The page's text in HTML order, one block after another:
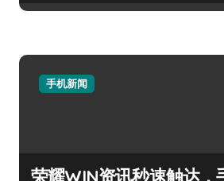
手机新闻
荣耀WIN资讯秒速触达，